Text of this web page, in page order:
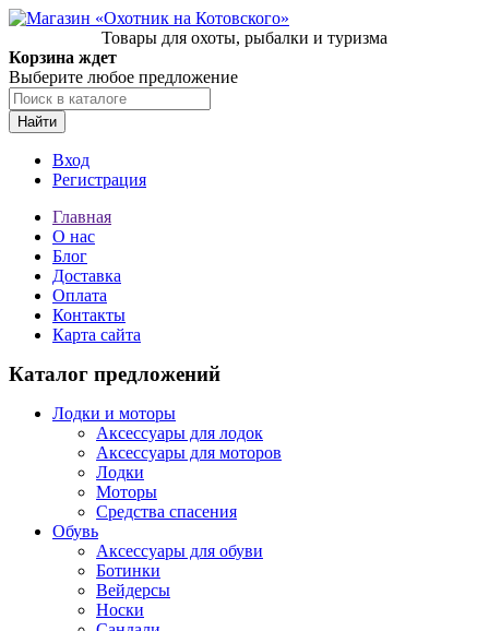
Товары для охоты, рыбалки и туризма
Корзина ждет
Выберите любое предложение
Найти
Вход
Регистрация
Главная
О нас
Блог
Доставка
Оплата
Контакты
Карта сайта
Каталог предложений
Лодки и моторы
Аксессуары для лодок
Аксессуары для моторов
Лодки
Моторы
Средства спасения
Обувь
Аксессуары для обуви
Ботинки
Вейдерсы
Носки